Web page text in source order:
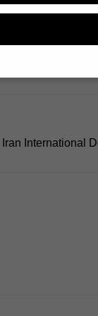
einschalten
Iran International
während
können verarbeitet